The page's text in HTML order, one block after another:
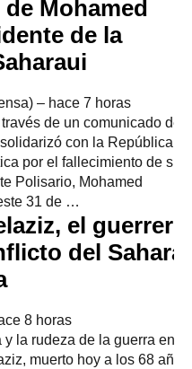
Mohamed
de la
– ‎hace 7 horas‎
de un comunicado de
con la República
por el fallecimiento de su
Polisario, Mohamed
31 de …
el guerrero
del Sahara
8 horas‎
la rudeza de la guerra en el
muerto hoy a los 68 años,